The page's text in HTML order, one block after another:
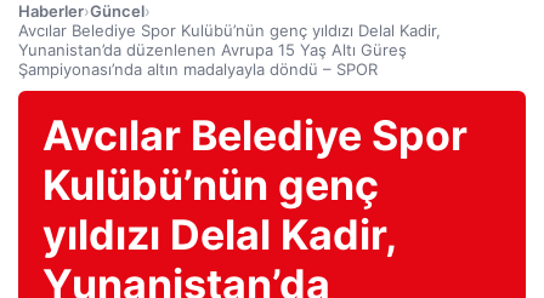
Haberler›Güncel›
Avcılar Belediye Spor Kulübü’nün genç yıldızı Delal Kadir,
Yunanistan’da düzenlenen Avrupa 15 Yaş Altı Güreş
Şampiyonası’nda altın madalyayla döndü – SPOR
Avcılar Belediye Spor
Kulübü’nün genç
yıldızı Delal Kadir,
Yunanistan’da